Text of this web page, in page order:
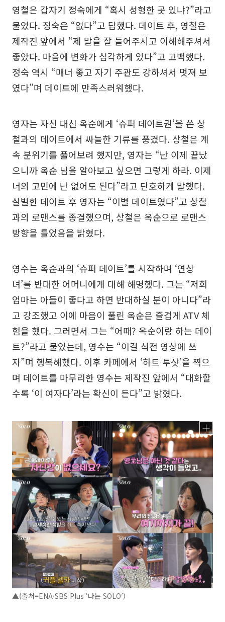
영철은 갑자기 정숙에게 “혹시 성형한 곳 있냐?”라고
물었다. 정숙은 “없다”고 답했다. 데이트 후, 영철은
제작진 앞에서 “제 말을 잘 들어주시고 이해해주셔서
좋았다. 마음에 변화가 심각하게 있다”고 고백했다.
정숙 역시 “매너 좋고 자기 주관도 강하셔서 멋져 보
였다”며 데이트에 만족스러워했다.
영자는 자신 대신 옥순에게 ‘슈퍼 데이트권’을 쓴 상
철과의 데이트에서 싸늘한 기류를 풍겼다. 상철은 계
속 분위기를 풀어보려 했지만, 영자는 “난 이제 끝났
으니까 옥순 님을 알아보고 싶으면 그렇게 하라. 이제
너의 고민에 난 없어도 된다”라고 단호하게 말했다.
살벌한 데이트 후 영자는 “이별 데이트였다”고 상철
과의 로맨스를 종결했으며, 상철은 옥순으로 로맨스
방향을 틀었음을 밝혔다.
영수는 옥순과의 ‘슈퍼 데이트’를 시작하며 ‘연상
녀’를 반대한 어머니에게 대해 해명했다. 그는 “저희
엄마는 아들이 좋다고 하면 반대하실 분이 아니다”라
고 강조했고 이에 마음이 풀린 옥순은 즐겁게 ATV 체
험을 했다. 그러면서 그는 “어때? 옥순이랑 하는 데이
트?”라고 물었는데, 영수는 “이걸 식전 영상에 쓰
자”며 행복해했다. 이후 카페에서 ‘하트 투샷’을 찍으
며 데이트를 마무리한 영수는 제작진 앞에서 “대화할
수록 ‘이 여자다’라는 확신이 든다”고 밝혔다.
▲(출처=ENA·SBS Plus ‘나는 SOLO’)